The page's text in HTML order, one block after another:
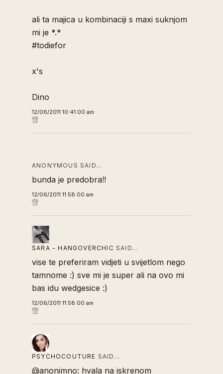
ali ta majica u kombinaciji s maxi suknjom
mi je *.*
#todiefor
x's
Dino
12/06/2011 10:41:00 am
ANONYMOUS SAID…
bunda je predobra!!
12/06/2011 11:58:00 am
SARA - HANGOVERCHIC SAID…
vise te preferiram vidjeti u svijetlom nego
tamnome :) sve mi je super ali na ovo mi
bas idu wedgesice :)
12/06/2011 11:58:00 am
PSYCHOCOUTURE SAID…
@anonimno: hvala na iskrenom